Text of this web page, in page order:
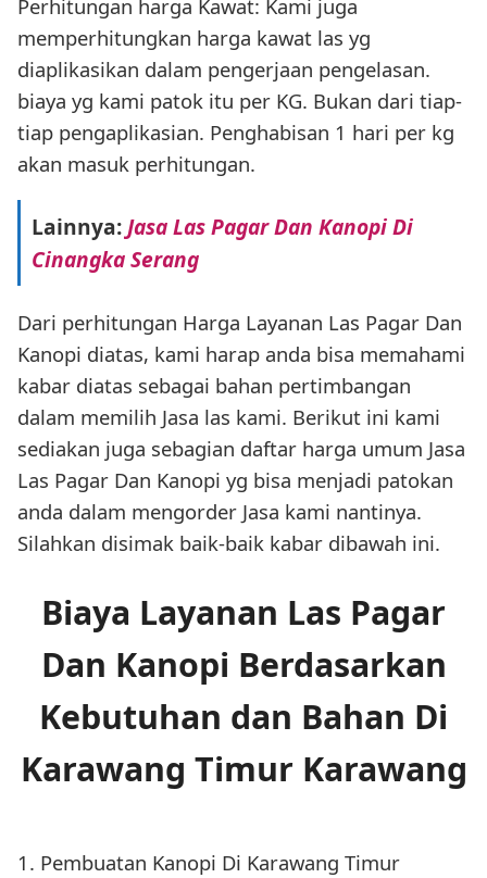
Perhitungan harga Kawat: Kami juga
memperhitungkan harga kawat las yg
diaplikasikan dalam pengerjaan pengelasan.
biaya yg kami patok itu per KG. Bukan dari tiap-
tiap pengaplikasian. Penghabisan 1 hari per kg
akan masuk perhitungan.
Lainnya:Jasa Las Pagar Dan Kanopi Di
Cinangka Serang
Dari perhitungan Harga Layanan Las Pagar Dan
Kanopi diatas, kami harap anda bisa memahami
kabar diatas sebagai bahan pertimbangan
dalam memilih Jasa las kami. Berikut ini kami
sediakan juga sebagian daftar harga umum Jasa
Las Pagar Dan Kanopi yg bisa menjadi patokan
anda dalam mengorder Jasa kami nantinya.
Silahkan disimak baik-baik kabar dibawah ini.
Biaya Layanan Las Pagar
Dan Kanopi Berdasarkan
Kebutuhan dan Bahan Di
Karawang Timur Karawang
1. Pembuatan Kanopi Di Karawang Timur